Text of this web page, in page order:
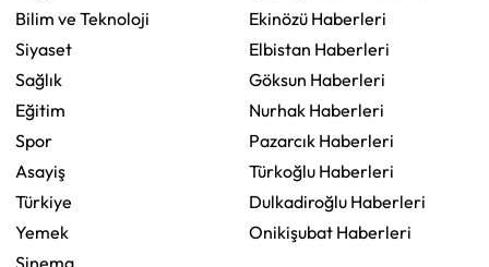
Bilim ve Teknoloji
Siyaset
Sağlık
Eğitim
Spor
Asayiş
Türkiye
Yemek
Sinema
Ekinözü Haberleri
Elbistan Haberleri
Göksun Haberleri
Nurhak Haberleri
Pazarcık Haberleri
Türkoğlu Haberleri
Dulkadiroğlu Haberleri
Onikişubat Haberleri